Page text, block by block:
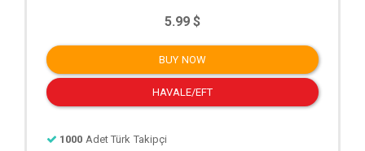
5.99 $
BUY NOW
HAVALE/EFT
1000 Adet Türk Takipçi